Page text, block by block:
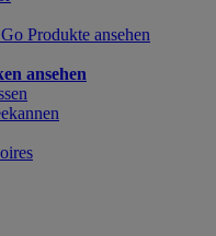
Produkte ansehen
ansehen